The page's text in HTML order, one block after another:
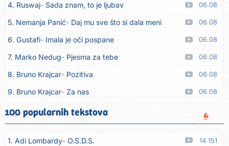
4. Ruswaj Sada znam, to je ljubav 06.08
5. Nemanja Panić Daj mu sve što si dala meni 06.08
6. Gustafi Imala je oči pospane 06.08
7. Marko Nedug Pjesma za tebe 06.08
8. Bruno Krajcar Pozitiva 06.08
9. Bruno Krajcar Za nas 06.08
10. Tereza Kesovija Da li ću moći
11. Lidija Bačić Neka se vino toči (Nazdravlje) 06.08
12. Karin Kuljanić Nisi zavridel 06.08
100 popularnih tekstova
1. Adi Lombardy O.S.D.S. 14 151